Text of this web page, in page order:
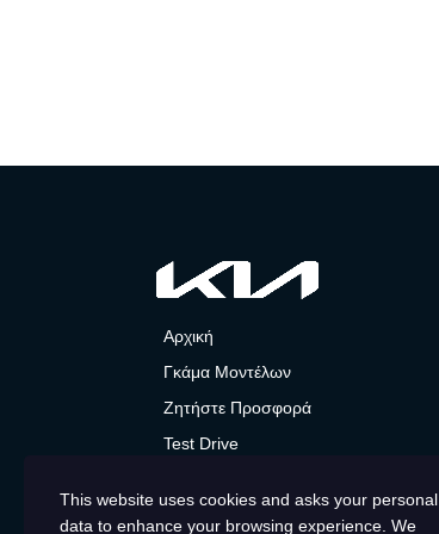
Αρχική
Γκάμα Μοντέλων
Ζητήστε Προσφορά
Test Drive
This website uses cookies and asks your personal
data to enhance your browsing experience. We